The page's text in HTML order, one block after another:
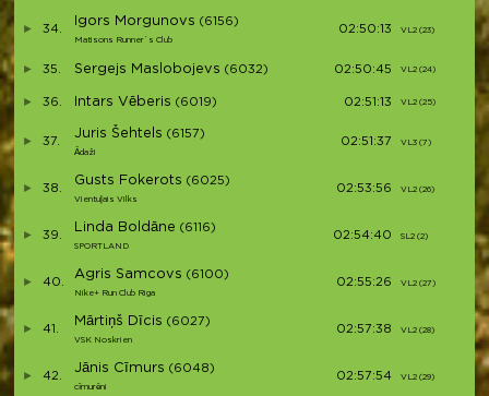
34.
Igors Morgunovs (6156)
Matisons Runner`s Club
02:50:13 VL2 (23)
35. Sergejs Maslobojevs (6032) 02:50:45 VL2 (24)
36. Intars Vēberis (6019) 02:51:13 VL2 (25)
37.
Juris Šehtels (6157)
Ādaži
02:51:37 VL3 (7)
38.
Gusts Fokerots (6025)
Vientuļais Vilks
02:53:56 VL2 (26)
39.
Linda Boldāne (6116)
SPORTLAND
02:54:40 SL2 (2) S2
40.
Agris Samcovs (6100)
Nike+ Run Club Riga
02:55:26 VL2 (27)
41.
Mārtiņš Dīcis (6027)
VSK Noskrien
02:57:38 VL2 (28)
42.
Jānis Cīmurs (6048)
cīmurēni
02:57:54 VL2 (29)